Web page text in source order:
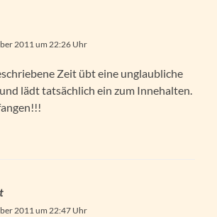
2011 um 22:26 Uhr
Zeit übt eine unglaubliche
lädt tatsächlich ein zum Innehalten.
2011 um 22:47 Uhr